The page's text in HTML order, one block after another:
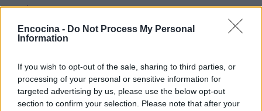
Encocina - Do Not Process My Personal
Information
If you wish to opt-out of the sale, sharing to third parties, or
processing of your personal or sensitive information for
targeted advertising by us, please use the below opt-out
section to confirm your selection. Please note that after your
lo fácil y delicioso que puede ser cuidar de ti
mismo!
AUTOR